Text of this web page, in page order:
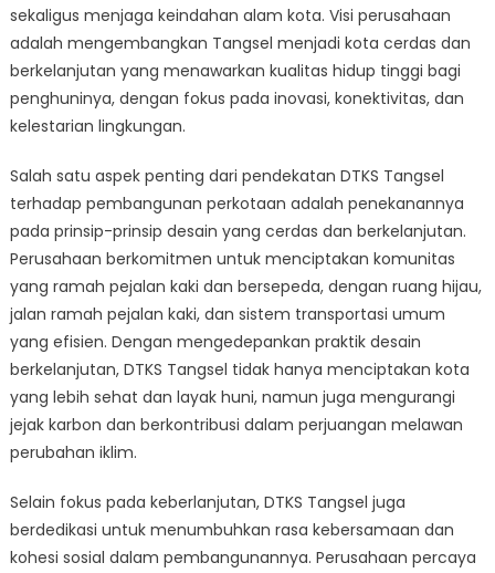
sekaligus menjaga keindahan alam kota. Visi perusahaan
adalah mengembangkan Tangsel menjadi kota cerdas dan
berkelanjutan yang menawarkan kualitas hidup tinggi bagi
penghuninya, dengan fokus pada inovasi, konektivitas, dan
kelestarian lingkungan.
Salah satu aspek penting dari pendekatan DTKS Tangsel
terhadap pembangunan perkotaan adalah penekanannya
pada prinsip-prinsip desain yang cerdas dan berkelanjutan.
Perusahaan berkomitmen untuk menciptakan komunitas
yang ramah pejalan kaki dan bersepeda, dengan ruang hijau,
jalan ramah pejalan kaki, dan sistem transportasi umum
yang efisien. Dengan mengedepankan praktik desain
berkelanjutan, DTKS Tangsel tidak hanya menciptakan kota
yang lebih sehat dan layak huni, namun juga mengurangi
jejak karbon dan berkontribusi dalam perjuangan melawan
perubahan iklim.
Selain fokus pada keberlanjutan, DTKS Tangsel juga
berdedikasi untuk menumbuhkan rasa kebersamaan dan
kohesi sosial dalam pembangunannya. Perusahaan percaya